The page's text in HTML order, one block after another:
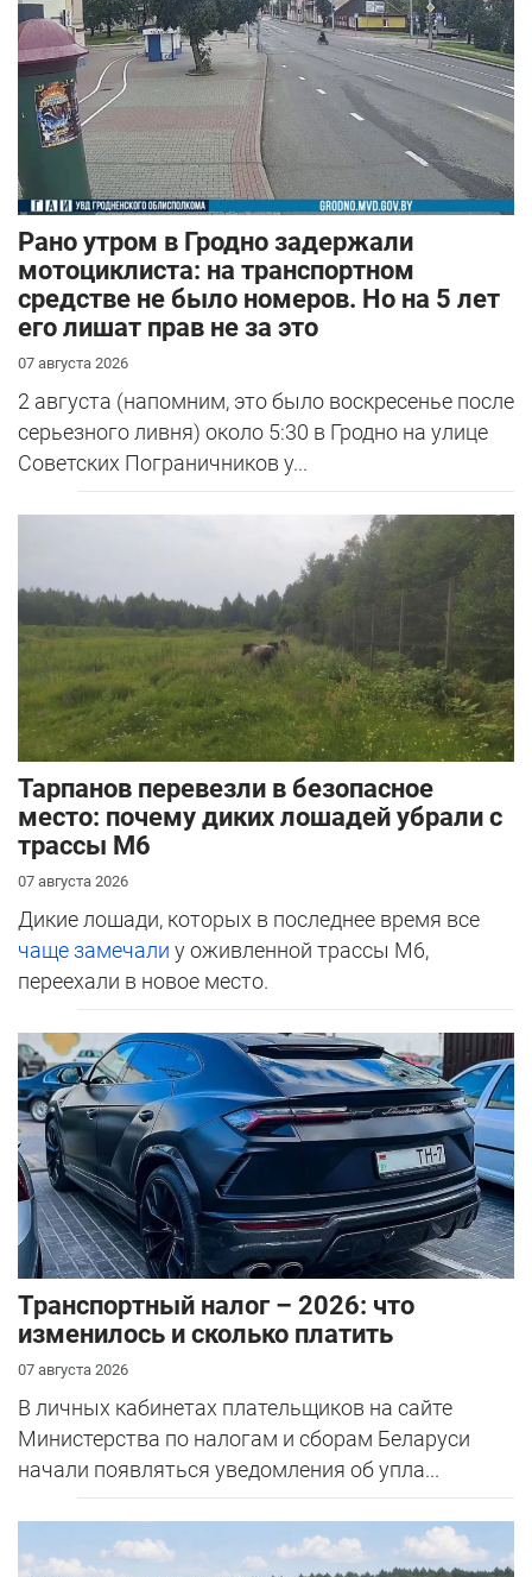
Рано утром в Гродно задержали
мотоциклиста: на транспортном
средстве не было номеров. Но на 5 лет
его лишат прав не за это
07 августа 2026
2 августа (напомним, это было воскресенье после
серьезного ливня) около 5:30 в Гродно на улице
Советских Пограничников у...
Тарпанов перевезли в безопасное
место: почему диких лошадей убрали с
трассы М6
07 августа 2026
Дикие лошади, которых в последнее время все
чаще замечали у оживленной трассы М6,
переехали в новое место.
Транспортный налог – 2026: что
изменилось и сколько платить
07 августа 2026
В личных кабинетах плательщиков на сайте
Министерства по налогам и сборам Беларуси
начали появляться уведомления об упла...